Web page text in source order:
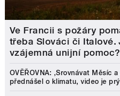
Ve Francii s požáry
třeba Slováci či Italové.
vzájemná unijní pomoc?
OVĚŘOVNA: ‚Srovnávat Měsíc
přednášel o klimatu, video je